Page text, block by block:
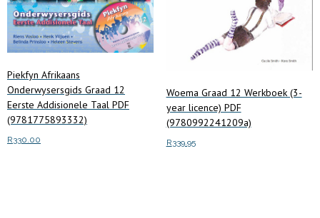
Piekfyn Afrikaans
Onderwysersgids Graad 12
Eerste Addisionele Taal PDF
(9781775893332)
R330.00
Woema Graad 12 Werkboek (3-
year licence) PDF
(9780992241209a)
R339.95